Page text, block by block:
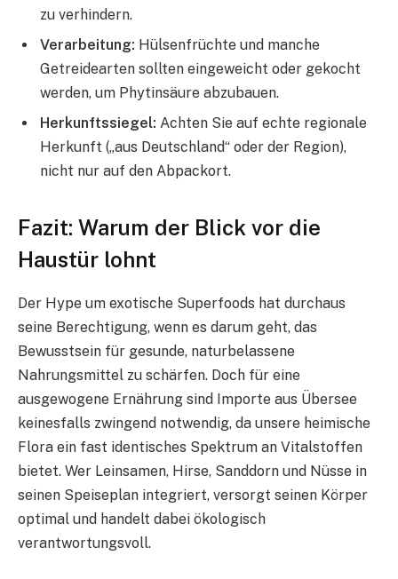
zu verhindern.
Verarbeitung: Hülsenfrüchte und manche
Getreidearten sollten eingeweicht oder gekocht
werden, um Phytinsäure abzubauen.
Herkunftssiegel: Achten Sie auf echte regionale
Herkunft („aus Deutschland“ oder der Region),
nicht nur auf den Abpackort.
Fazit: Warum der Blick vor die
Haustür lohnt
Der Hype um exotische Superfoods hat durchaus
seine Berechtigung, wenn es darum geht, das
Bewusstsein für gesunde, naturbelassene
Nahrungsmittel zu schärfen. Doch für eine
ausgewogene Ernährung sind Importe aus Übersee
keinesfalls zwingend notwendig, da unsere heimische
Flora ein fast identisches Spektrum an Vitalstoffen
bietet. Wer Leinsamen, Hirse, Sanddorn und Nüsse in
seinen Speiseplan integriert, versorgt seinen Körper
optimal und handelt dabei ökologisch
verantwortungsvoll.